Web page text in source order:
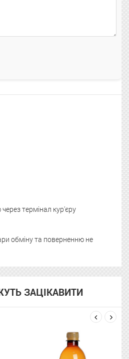
термінал кур'єру
обміну та поверненню не
ЗАЦІКАВИТИ
prev
next